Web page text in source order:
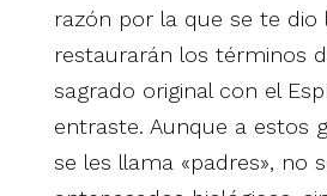
razón por la que se te dio
restaurarán los términos
sagrado original con el
entraste. Aunque a estos
se les llama «padres», no